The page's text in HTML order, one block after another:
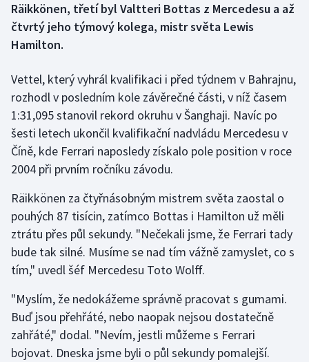
Dostihy
Futsal
Golf
Gymnastika
Jezdectví
Judo
Lezení
Lyže a snowboard
Räikkönen, třetí byl Valtteri Bottas z Mercedesu a až
čtvrtý jeho týmový kolega, mistr světa Lewis
Hamilton.
Vettel, který vyhrál kvalifikaci i před týdnem v Bahrajnu,
rozhodl v posledním kole závěrečné části, v níž časem
1:31,095 stanovil rekord okruhu v Šanghaji. Navíc po
šesti letech ukončil kvalifikační nadvládu Mercedesu v
Číně, kde Ferrari naposledy získalo pole position v roce
2004 při prvním ročníku závodu.
Räikkönen za čtyřnásobným mistrem světa zaostal o
pouhých 87 tisícin, zatímco Bottas i Hamilton už měli
ztrátu přes půl sekundy. "Nečekali jsme, že Ferrari tady
bude tak silné. Musíme se nad tím vážně zamyslet, co s
tím," uvedl šéf Mercedesu Toto Wolff.
"Myslím, že nedokážeme správně pracovat s gumami.
Buď jsou přehřáté, nebo naopak nejsou dostatečně
zahřáté," dodal. "Nevím, jestli můžeme s Ferrari
bojovat. Dneska jsme byli o půl sekundy pomalejší.